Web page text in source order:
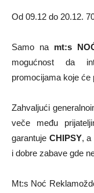
Od 09.12 do 20.12.
Samo na mt:s
mogućnost da
promocijama koje će
Zahvaljući
veče među
garantuje CHIPSY, a
i dobre zabave gde
Mt:s Noć